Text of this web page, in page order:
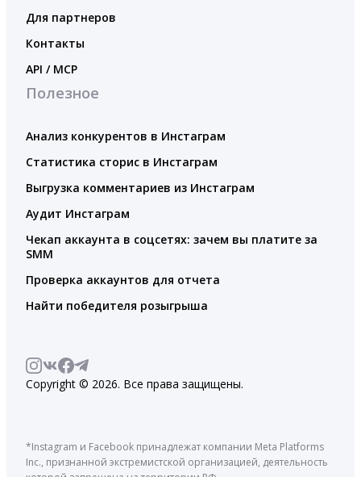
Для партнеров
Контакты
API / MCP
Полезное
Анализ конкурентов в Инстаграм
Статистика сторис в Инстаграм
Выгрузка комментариев из Инстаграм
Аудит Инстаграм
Чекап аккаунта в соцсетях: зачем вы платите за
SMM
Проверка аккаунтов для отчета
Найти победителя розыгрыша
Copyright © 2026. Все права защищены.
*Instagram и Facebook принадлежат компании Meta Platforms
Inc., признанной экстремистской организацией, деятельность